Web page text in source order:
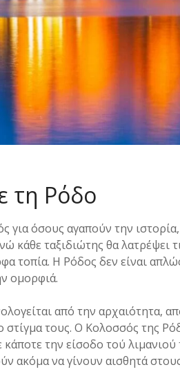
τη Ρόδο
για όσους αγαπούν την
κάθε ταξιδιώτης θα λατρέψει
τοπία. Η Ρόδος δεν είναι
ομορφιά.
από την αρχαιότητα,
τους. Ο Κολοσσός της
την είσοδο τού λιμανιού
ακόμα να γίνουν αισθητά